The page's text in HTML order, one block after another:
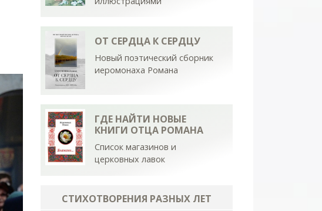
ОТ СЕРДЦА К СЕРДЦУ
Новый поэтический сборник
иеромонаха Романа
ГДЕ НАЙТИ НОВЫЕ
КНИГИ ОТЦА РОМАНА
Список магазинов и
церковных лавок
СТИХОТВОРЕНИЯ РАЗНЫХ ЛЕТ